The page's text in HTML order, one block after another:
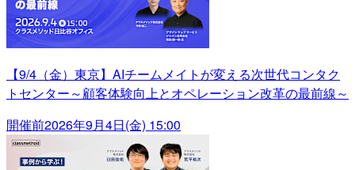
【9/4（金）東京】AIチームメイトが変える次世代コンタク
トセンター～顧客体験向上とオペレーション改革の最前線～
開催前2026年9月4日(金) 15:00